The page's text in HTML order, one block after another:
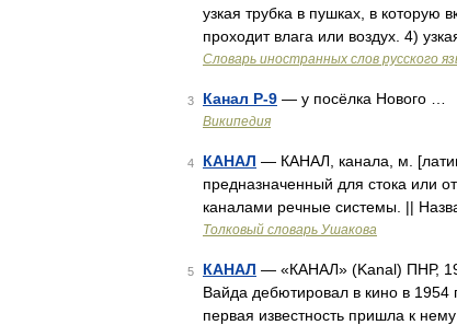
узкая трубка в пушках, в которую
проходит влага или воздух. 4)
Словарь иностранных слов русского
3 Канал Р-9 — у посёлка Нового …
Википедия
4 КАНАЛ — КАНАЛ, канала, м.
предназначенный для стока или
каналами речные системы. ||
Толковый словарь Ушакова
5 КАНАЛ — «КАНАЛ» (Kanal) ПНР,
Вайда дебютировал в кино в
первая известность пришла к